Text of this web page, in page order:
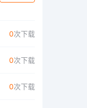
0次下载
0次下载
0次下载